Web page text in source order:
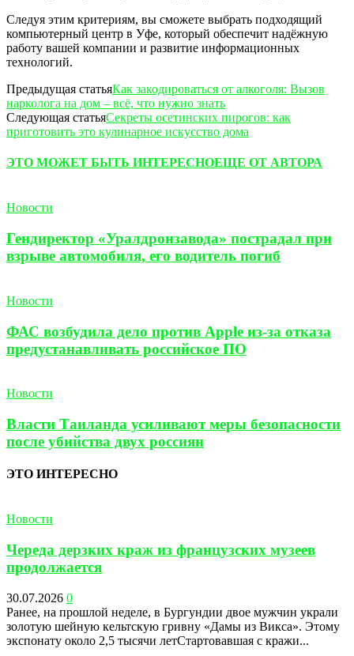
Следуя этим критериям, вы сможете выбрать подходящий
компьютерный центр в Уфе, который обеспечит надёжную
работу вашей компании и развитие информационных
технологий.
Предыдущая статьяКак закодироваться от алкоголя: Вызов
нарколога на дом – всё, что нужно знать
Следующая статьяСекреты осетинских пирогов: как
приготовить это кулинарное искусство дома
ЭТО МОЖЕТ БЫТЬ ИНТЕРЕСНОЕЩЕ ОТ АВТОРА
Новости
Гендиректор «Уралдронзавода» пострадал при
взрыве автомобиля, его водитель погиб
Новости
ФАС возбудила дело против Apple из-за отказа
предустанавливать российское ПО
Новости
Власти Таиланда усиливают меры безопасности
после убийства двух россиян
ЭТО ИНТЕРЕСНО
Новости
Череда дерзких краж из французских музеев
продолжается
30.07.2026 0
Ранее, на прошлой неделе, в Бургундии двое мужчин украли
золотую шейную кельтскую гривну «Дамы из Викса». Этому
экспонату около 2,5 тысячи летСтартовавшая с кражи...